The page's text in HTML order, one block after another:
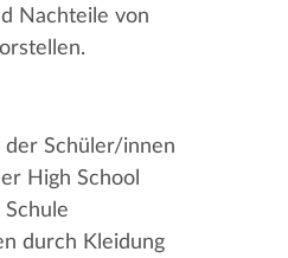
Nachteile von
Schüler/innen
High School
durch Kleidung